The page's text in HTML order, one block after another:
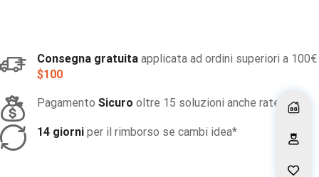
Consegna gratuita applicata ad ordini superiori a 100€
$100
Pagamento Sicuro oltre 15 soluzioni anche rateali.
14 giorni per il rimborso se cambi idea*